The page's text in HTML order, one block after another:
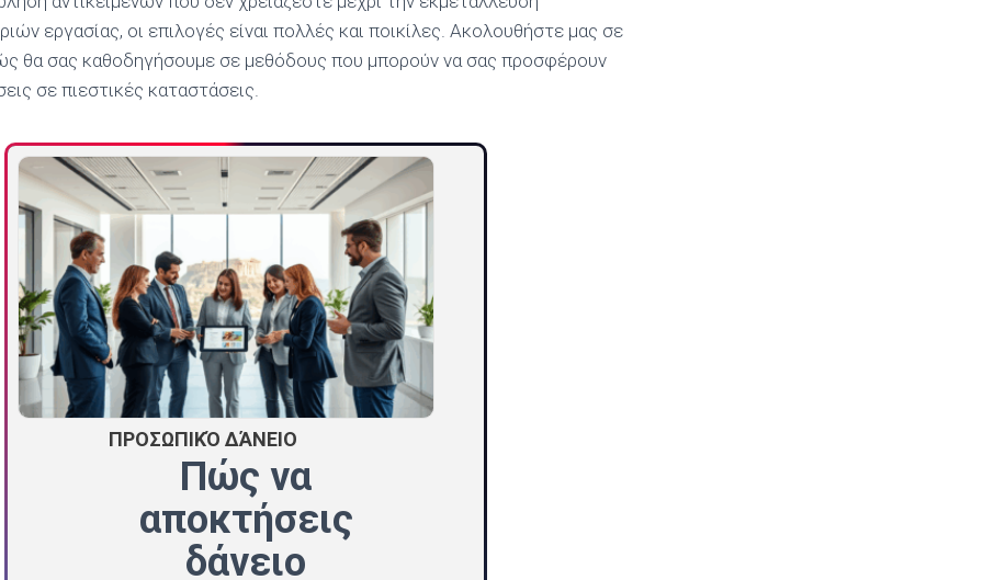
εργασίας, οι επιλογές είναι πολλές και ποικίλες. Ακολουθήστε μας σε
θα σας καθοδηγήσουμε σε μεθόδους που μπορούν να σας προσφέρουν
σε πιεστικές καταστάσεις.
ΠΡΟΣΩΠΙΚΌ ΔΆΝΕΙΟ
Πώς να
αποκτήσεις
δάνειο